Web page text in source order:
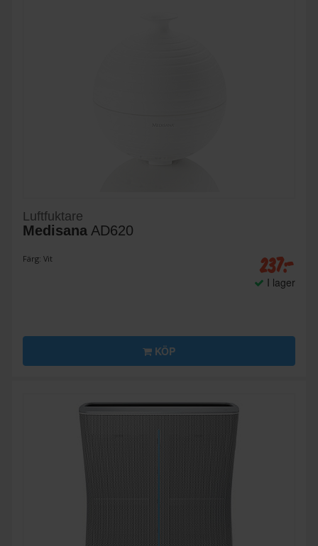
Luftfuktare
Medisana AD620
Färg: Vit 237:-
I lager
KÖP